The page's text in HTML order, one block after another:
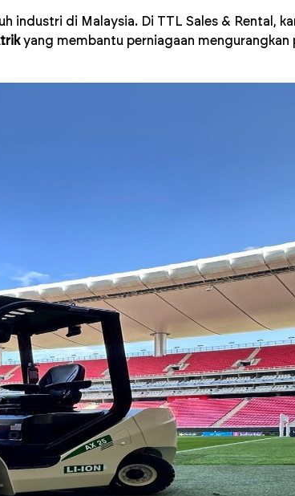
industri di Malaysia. Di TTL Sales & Rental,
yang membantu perniagaan mengurangkan